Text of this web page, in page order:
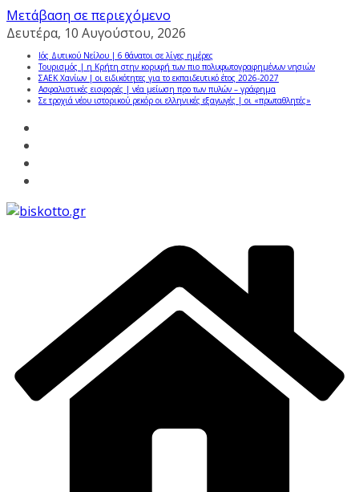
Μετάβαση σε περιεχόμενο
Δευτέρα, 10 Αυγούστου, 2026
Ιός Δυτικού Νείλου | 6 θάνατοι σε λίγες ημέρες
Τουρισμός | η Κρήτη στην κορυφή των πιο πολυφωτογραφημένων νησιών
ΣΑΕΚ Χανίων | οι ειδικότητες για το εκπαιδευτικό έτος 2026-2027
Ασφαλιστικές εισφορές | νέα μείωση προ των πυλών – γράφημα
Σε τροχιά νέου ιστορικού ρεκόρ οι ελληνικές εξαγωγές | οι «πρωταθλητές»